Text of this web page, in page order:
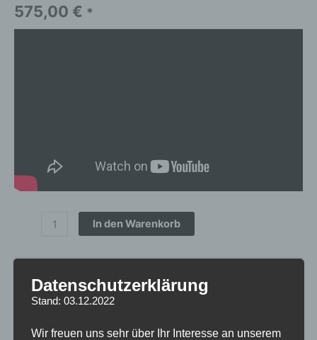
575,00 € *
In den Warenkorb
Kategorien: FELGEN,CONCAVER WHEELS,
Schlagwort:CVR4
inkl. 19 % MwSt.
Datenschutzerklärung
Stand: 03.12.2022
Wir freuen uns sehr über Ihr Interesse an unserem